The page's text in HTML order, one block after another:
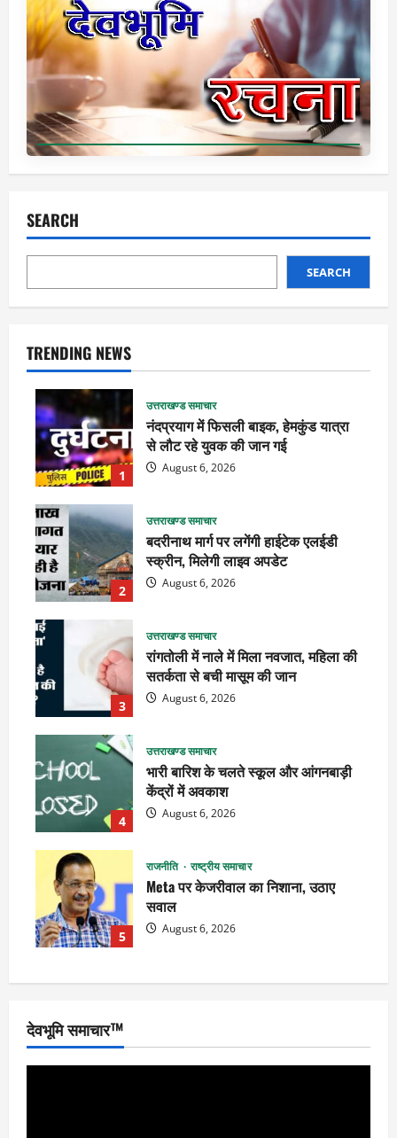
SEARCH
SEARCH
TRENDING NEWS
1
उत्तराखण्ड समाचार
नंदप्रयाग में फिसली बाइक, हेमकुंड यात्रा
से लौट रहे युवक की जान गई
August 6, 2026
2
उत्तराखण्ड समाचार
बदरीनाथ मार्ग पर लगेंगी हाईटेक एलईडी
स्क्रीन, मिलेगी लाइव अपडेट
August 6, 2026
3
उत्तराखण्ड समाचार
रांगतोली में नाले में मिला नवजात, महिला की
सतर्कता से बची मासूम की जान
August 6, 2026
4
उत्तराखण्ड समाचार
भारी बारिश के चलते स्कूल और आंगनबाड़ी
केंद्रों में अवकाश
August 6, 2026
5
राजनीति राष्ट्रीय समाचार
Meta पर केजरीवाल का निशाना, उठाए
सवाल
August 6, 2026
देवभूमि समाचार™